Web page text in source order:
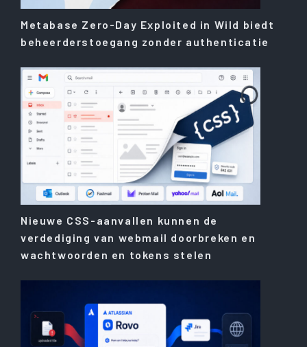
Metabase Zero-Day Exploited in Wild biedt
beheerderstoegang zonder authenticatie
Nieuwe CSS-aanvallen kunnen de
verdediging van webmail doorbreken en
wachtwoorden en tokens stelen